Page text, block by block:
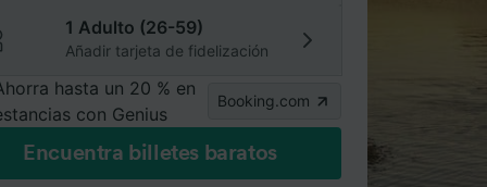
1 Adulto (26-59)
Añadir tarjeta de fidelización
hasta un 20 % en
con Genius
Booking.com
Encuentra billetes baratos